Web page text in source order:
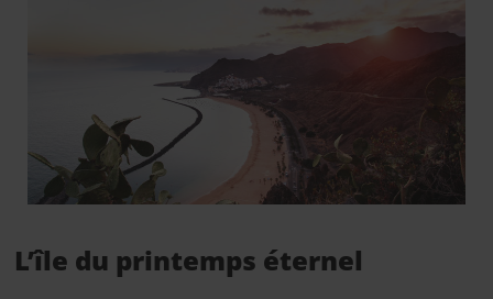
L’île du printemps éternel